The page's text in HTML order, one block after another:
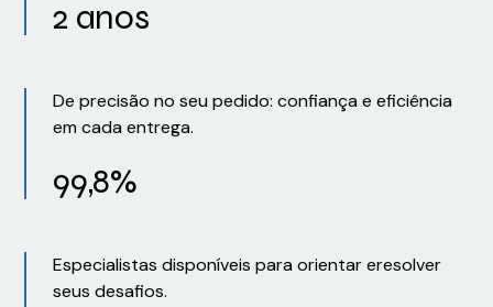
2 anos
De precisão no seu pedido: confiança e eficiência
em cada entrega.
99,8%
Especialistas disponíveis para orientar eresolver
seus desafios.